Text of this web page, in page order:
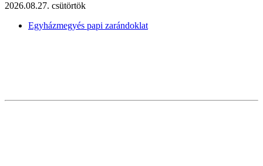
2026.08.27. csütörtök
Egyházmegyés papi zarándoklat